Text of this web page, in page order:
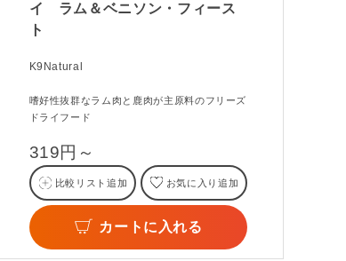
イ ラム＆ベニソン・フィース
ト
K9Natural
嗜好性抜群なラム肉と鹿肉が主原料のフリーズ
ドライフード
319円～
比較リスト追加 お気に入り追加
カートに入れる